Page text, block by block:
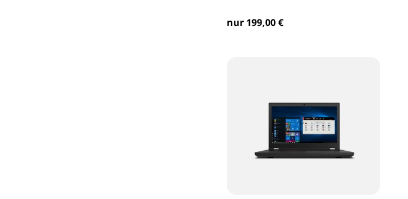
nur 199,00 €